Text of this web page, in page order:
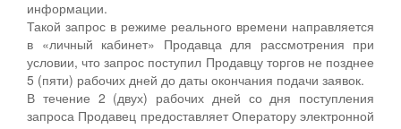
информации.
Такой запрос в режиме реального времени направляется
в «личный кабинет» Продавца для рассмотрения при
условии, что запрос поступил Продавцу торгов не позднее
5 (пяти) рабочих дней до даты окончания подачи заявок.
В течение 2 (двух) рабочих дней со дня поступления
запроса Продавец предоставляет Оператору электронной